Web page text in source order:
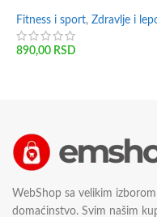
Fitness i sport, Zdravlje i
890,00 RSD
WebShop sa velikim
domaćinstvo. Svim našim